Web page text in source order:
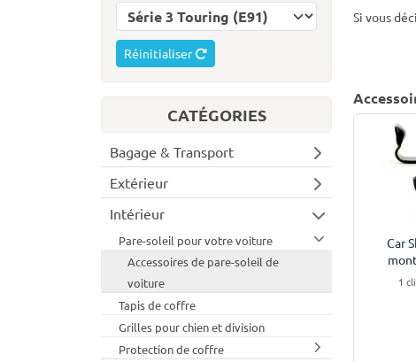
Choisissez le modèle
Réinitialiser
CATÉGORIES
Bagage & Transport
Extérieur
Intérieur
Pare-soleil pour votre voiture
Accessoires de pare-soleil de
voiture
Tapis de coffre
Grilles pour chien et division
Protection de coffre
Si vous
Car
1